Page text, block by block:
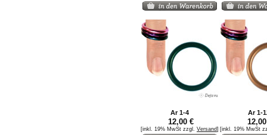
Ar 1-4 Ar 1-
12,00 €
[inkl. 19% MwSt zzgl. Versand] [inkl. 19% MwSt